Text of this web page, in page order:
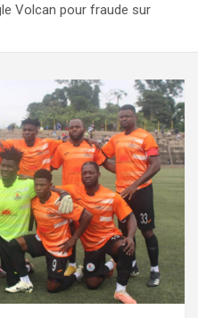
Volcan pour fraude sur